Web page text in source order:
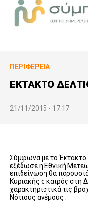
ΠΕΡΙΦΈΡΕΙΑ
ΕΚΤΑΚΤΟ
21/11/2015 - 17:17
Σύμφωνα με το Έκτακτο
εξέδωσε η Εθνική
επιδείνωση θα
Κυριακής ο καιρός στη
χαρακτηριστικά τις
Νότιους ανέμους .